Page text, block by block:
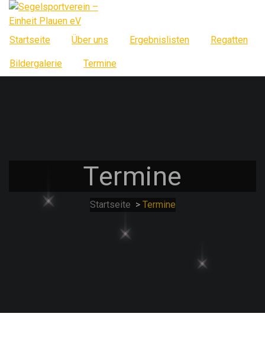
Springe
zum
InhaltStartseite Über uns Ergebnislisten Regatten
Bildergalerie Termine
Termine
Startseite > Termine